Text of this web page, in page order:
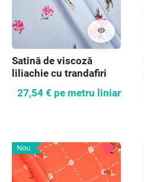
visibility
Satină de viscoză
liliachie cu trandafiri
27,54 € pe metru liniar
Nou favorite